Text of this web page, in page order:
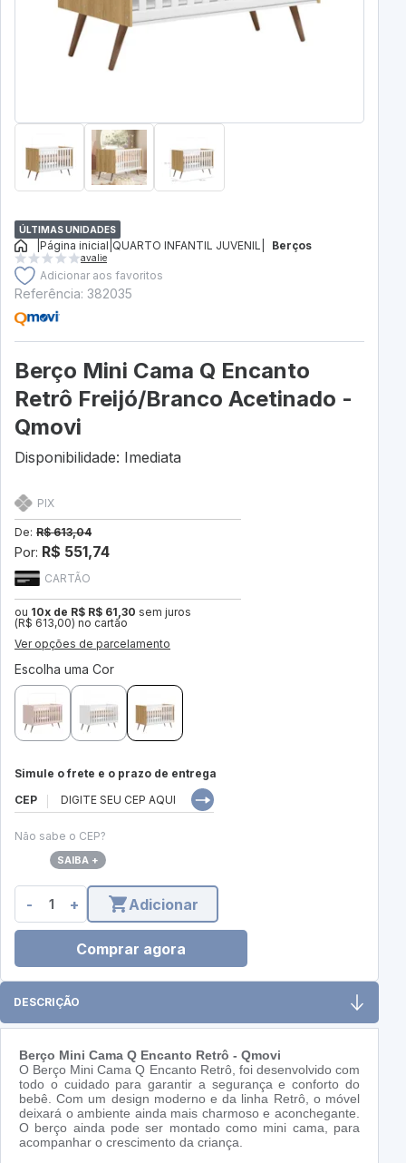
ÚLTIMAS UNIDADES
Página inicial QUARTO INFANTIL JUVENIL Berços
avalie
Adicionar aos favoritos
Referência: 382035
Berço Mini Cama Q Encanto
Retrô Freijó/Branco Acetinado -
Qmovi
Disponibilidade: Imediata
CARTÃO
ou 10x de R$ R$ 61,30 sem juros
(R$ 613,00) no cartão
Ver opções de parcelamento
PIX
De: R$ 613,04
Por: R$ 551,74
Escolha uma Cor
Simule o frete e o prazo de entrega
CEP
Não sabe o CEP?
SAIBA +
- + Adicionar
Comprar agora
DESCRIÇÃO
Berço Mini Cama Q Encanto Retrô - Qmovi
O Berço Mini Cama Q Encanto Retrô, foi desenvolvido com
todo o cuidado para garantir a segurança e conforto do
bebê. Com um design moderno e da linha Retrô, o móvel
deixará o ambiente ainda mais charmoso e aconchegante.
O berço ainda pode ser montado como mini cama, para
acompanhar o crescimento da criança.